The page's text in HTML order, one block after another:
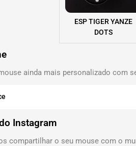
ESP TIGER YANZE
DOTS
ainda mais personalizado com
Instagram
compartilhar o seu mouse com o